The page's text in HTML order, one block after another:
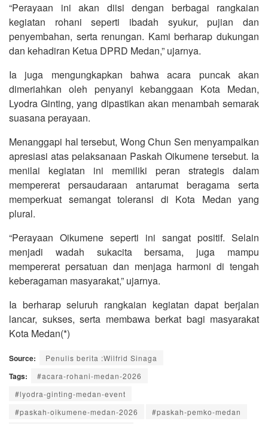
“Perayaan ini akan diisi dengan berbagai rangkaian
kegiatan rohani seperti ibadah syukur, pujian dan
penyembahan, serta renungan. Kami berharap dukungan
dan kehadiran Ketua DPRD Medan,” ujarnya.
Ia juga mengungkapkan bahwa acara puncak akan
dimeriahkan oleh penyanyi kebanggaan Kota Medan,
Lyodra Ginting, yang dipastikan akan menambah semarak
suasana perayaan.
Menanggapi hal tersebut, Wong Chun Sen menyampaikan
apresiasi atas pelaksanaan Paskah Oikumene tersebut. Ia
menilai kegiatan ini memiliki peran strategis dalam
mempererat persaudaraan antarumat beragama serta
memperkuat semangat toleransi di Kota Medan yang
plural.
“Perayaan Oikumene seperti ini sangat positif. Selain
menjadi wadah sukacita bersama, juga mampu
mempererat persatuan dan menjaga harmoni di tengah
keberagaman masyarakat,” ujarnya.
Ia berharap seluruh rangkaian kegiatan dapat berjalan
lancar, sukses, serta membawa berkat bagi masyarakat
Kota Medan(*)
Source: Penulis berita :Wilfrid Sinaga
Tags:
#acara-rohani-medan-2026
#lyodra-ginting-medan-event
#paskah-oikumene-medan-2026
#paskah-pemko-medan